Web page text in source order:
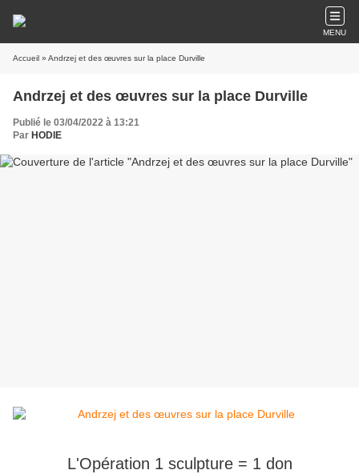
MENU
Accueil » Andrzej et des œuvres sur la place Durville
Andrzej et des œuvres sur la place Durville
Publié le 03/04/2022 à 13:21
Par HODIE
L'Opération 1 sculpture = 1 don